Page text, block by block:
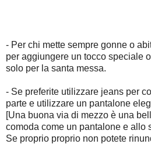
- Per chi mette sempre gonne o
per aggiungere un tocco speciale
solo per la santa messa.
- Se preferite utilizzare jeans per
parte e utilizzare un pantalone
[Una buona via di mezzo è una
comoda come un pantalone e allo
Se proprio proprio non potete